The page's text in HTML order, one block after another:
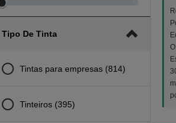
Ajustar
mínima
Ajustar
máxima
Tipo De Tinta
Tintas para empresas (814)
Tinteiros (395)